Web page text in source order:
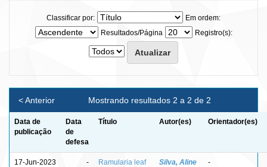
Classificar por:
Em ordem:
Resultados/Página
Registro(s):
Mostrando resultados 2 a 2 de 2
< Anterior
Data de
publicação
Data
de
defesa
Título Autor(es) Orientador(es)
17-Jun-2023 -
Ramularia leaf
Silva, Aline
-